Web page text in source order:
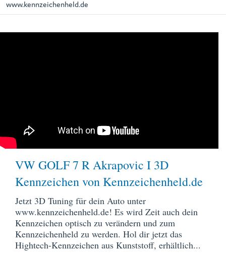
www.kennzeichenheld.de
VW GOLF 7 R Akrapovic I 3D
Kennzeichen von Kennzeichenheld.de
Jetzt 3D Tuning für dein Auto unter
www.kennzeichenheld.de! Es wird Zeit auch dein
Kennzeichen optisch zu verändern und zum
Kennzeichenheld zu werden. Hol dir jetzt das
Hightech-Kennzeichen aus Kunststoff, erhältlich...